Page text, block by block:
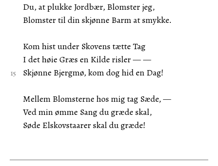
Du, at plukke Jordbær, Blomster jeg,
Blomster til din skjønne Barm at smykke.
Kom hist under Skovens tætte Tag
I det høie Græs en Kilde risler — —
Skjønne Bjergmø, kom dog hid en Dag!
Mellem Blomsterne hos mig tag Sæde, —
Ved min ømme Sang du græde skal,
Søde Elskovstaarer skal du græde!